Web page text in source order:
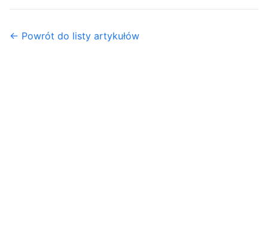
← Powrót do listy artykułów